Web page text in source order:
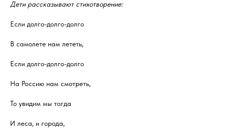
Дети рассказывают стихотворение:
Если долго-долго-долго
В самолете нам лететь,
Если долго-долго-долго
На Россию нам смотреть,
То увидим мы тогда
И леса, и города,